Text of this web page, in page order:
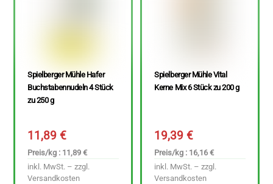
Spielberger Mühle Hafer
Buchstabennudeln 4 Stück
zu 250 g
11,89€
Preis/kg : 11,89 €
inkl. MwSt. – zzgl.
Versandkosten
Spielberger Mühle Vital
Kerne Mix 6 Stück zu 200 g
19,39€
Preis/kg : 16,16 €
inkl. MwSt. – zzgl.
Versandkosten